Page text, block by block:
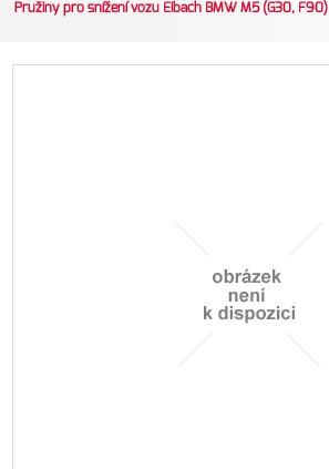
Pružiny pro snížení vozu Eibach BMW M5 (G30, F90)